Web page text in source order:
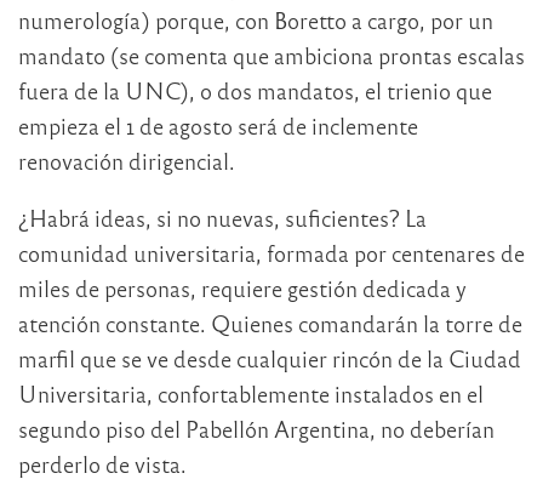
numerología) porque, con Boretto a cargo, por un
mandato (se comenta que ambiciona prontas escalas
fuera de la UNC), o dos mandatos, el trienio que
empieza el 1 de agosto será de inclemente
renovación dirigencial.
¿Habrá ideas, si no nuevas, suficientes? La
comunidad universitaria, formada por centenares de
miles de personas, requiere gestión dedicada y
atención constante. Quienes comandarán la torre de
marfil que se ve desde cualquier rincón de la Ciudad
Universitaria, confortablemente instalados en el
segundo piso del Pabellón Argentina, no deberían
perderlo de vista.